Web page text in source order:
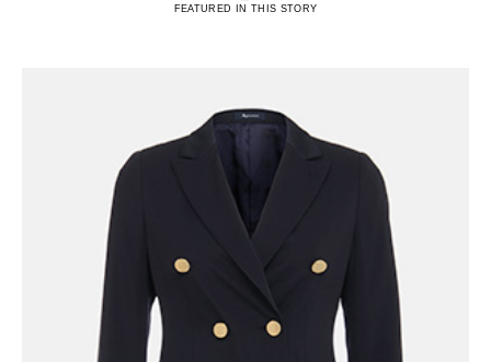
FEATURED
IN THIS STORY